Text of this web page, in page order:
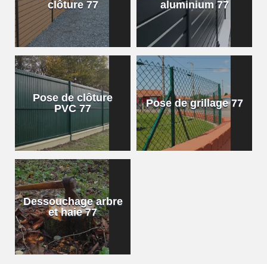
clôture 77
aluminium 77
Pose de clôture
PVC 77
Pose de grillage 77
Dessouchage arbre
et haie 77